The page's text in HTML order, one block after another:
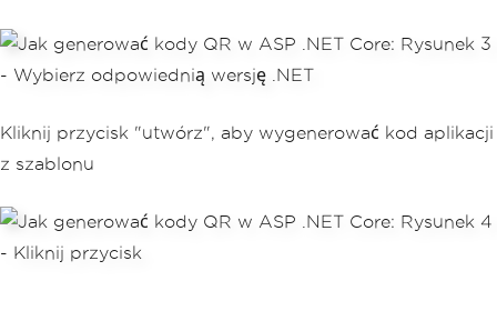
Kliknij przycisk "utwórz", aby wygenerować kod aplikacji
z szablonu